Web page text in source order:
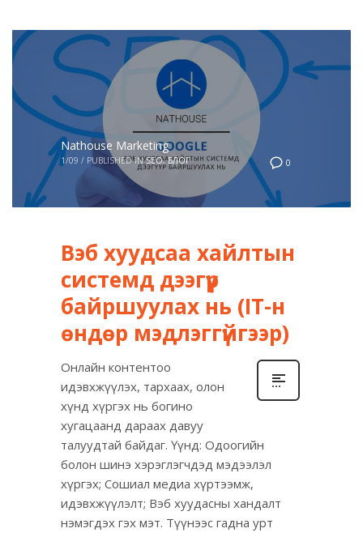
0
Nathouse Marketing
1/09 / PUBLISHED IN SEO,БЛОГ
Вэб хуудсаа хайлтын
системд дээгүүр
байршуулах нь (IT-н
өндөр мэдлэггүйгээр)
Онлайн контентоо
идэвхжүүлэх, тархаах, олон
хүнд хүргэх нь богино
хугацаанд дараах давуу
талуудтай байдаг. Үүнд: Одоогийн
болон шинэ хэрэглэгчдэд мэдээлэл
хүргэх; Сошиал медиа хүртээмж,
идэвхжүүлэлт; Вэб хуудасны хандалт
нэмэгдэх гэх мэт. Түүнээс гадна урт